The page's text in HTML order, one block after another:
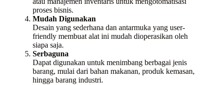
proses bisnis.
Mudah Digunakan
Desain yang sederhana dan antarmuka yang user-
friendly membuat alat ini mudah dioperasikan oleh
siapa saja.
Serbaguna
Dapat digunakan untuk menimbang berbagai jenis
barang, mulai dari bahan makanan, produk kemasan,
hingga barang industri.